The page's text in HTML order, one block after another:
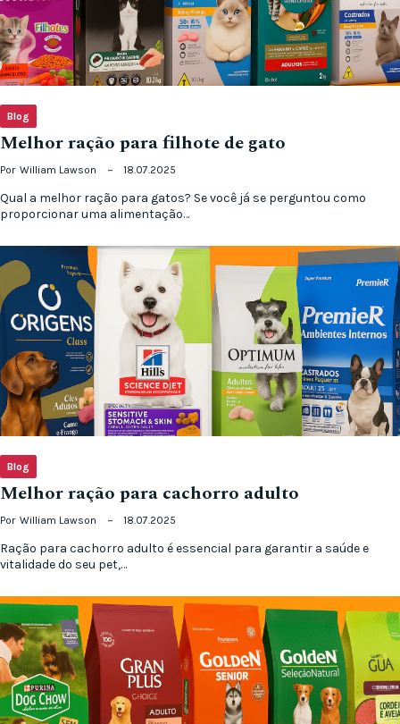
Blog
Melhor ração para filhote de gato
Por William Lawson 18.07.2025
Qual a melhor ração para gatos? Se você já se perguntou como
proporcionar uma alimentação…
Blog
Melhor ração para cachorro adulto
Por William Lawson 18.07.2025
Ração para cachorro adulto é essencial para garantir a saúde e
vitalidade do seu pet,…